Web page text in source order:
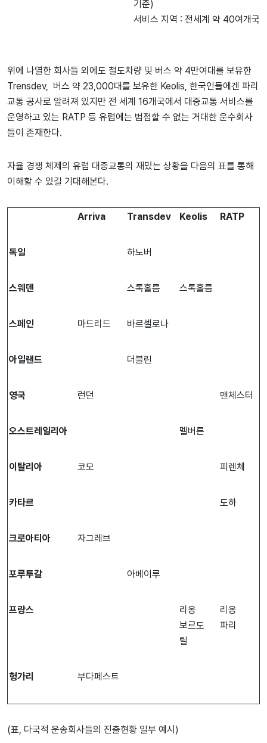
기준)
서비스 지역 : 전세계 약 40여개국
위에 나열한 회사들 외에도 철도차량 및 버스 약 4만여대를 보유한
Trensdev, 버스 약 23,000대를 보유한 Keolis, 한국인들에겐 파리
교통 공사로 알려져 있지만 전 세계 16개국에서 대중교통 서비스를
운영하고 있는 RATP 등 유럽에는 범접할 수 없는 거대한 운수회사
들이 존재한다.
자율 경쟁 체제의 유럽 대중교통의 재밌는 상황을 다음의 표를 통해
이해할 수 있길 기대해본다.
Arriva Transdev Keolis RATP
독일 하노버
스웨덴 스톡홀름 스톡홀름
스페인 마드리드 바르셀로나
아일랜드 더블린
영국 런던 맨체스터
오스트레일리아 멜버른
이탈리아 코모 피렌체
카타르 도하
크로아티아 자그레브
포루투갈 아베이루
프랑스
리옹
보르도
릴
리옹
파리
헝가리 부다페스트
(표, 다국적 운송회사들의 진출현황 일부 예시)